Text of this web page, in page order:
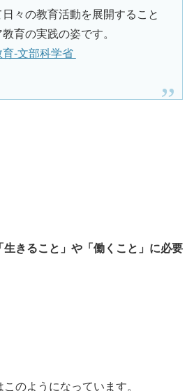
々の教育活動を展開すること
育の実践の姿です。
育-文部科学省
生きること」 や 「働くこと」 に必要
のようになっています。